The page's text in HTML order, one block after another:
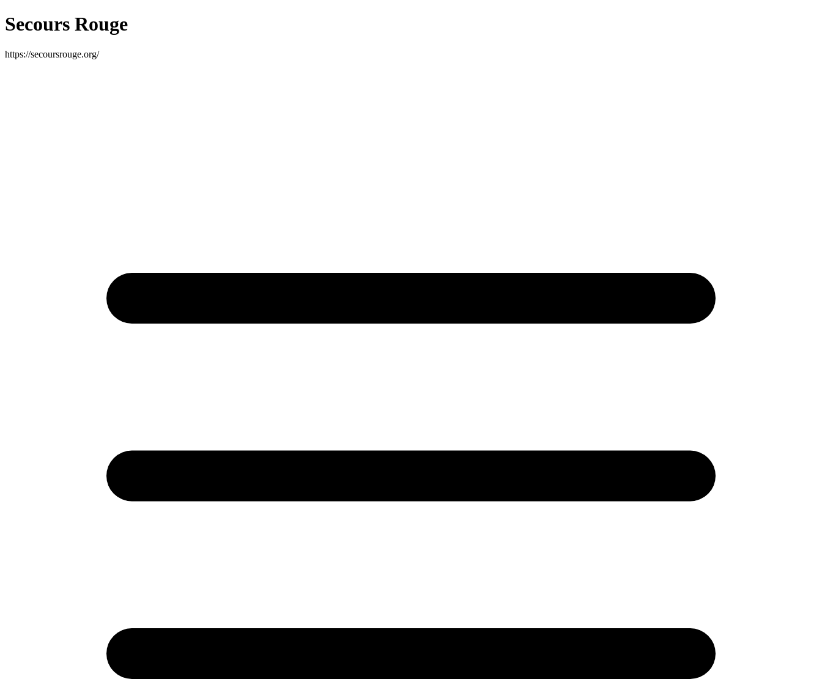
Secours Rouge
https://secoursrouge.org/